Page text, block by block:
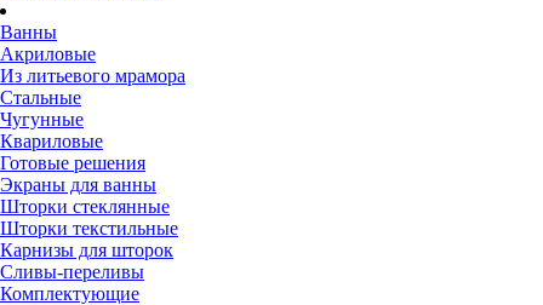
Ванны
Акриловые
Из литьевого мрамора
Стальные
Чугунные
Квариловые
Готовые решения
Экраны для ванны
Шторки стеклянные
Шторки текстильные
Карнизы для шторок
Сливы-переливы
Комплектующие